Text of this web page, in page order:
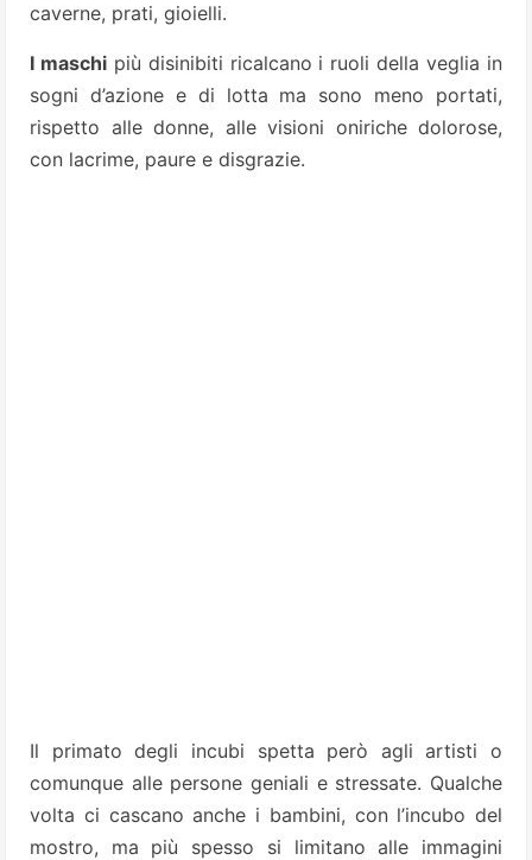
caverne, prati, gioielli.
I maschipiù disinibiti ricalcano i ruoli della veglia in
sogni d’azione e di lotta ma sono meno portati,
rispetto alle donne, alle visioni oniriche dolorose,
con lacrime, paure e disgrazie.
Il primato degli incubi spetta però agli artisti o
comunque alle persone geniali e stressate. Qualche
volta ci cascano anche i bambini, con l’incubo del
mostro, ma più spesso si limitano alle immagini